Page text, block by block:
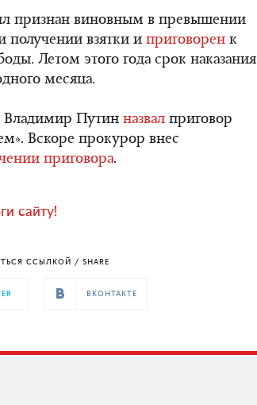
признан виновным в превышении
взятки и приговорен к
Летом этого года срок наказания
месяца.
Владимир Путин назвал приговор
Вскоре прокурор внес
приговора.
сайту!
ССЫЛКОЙ / SHARE
ВКОНТАКТЕ